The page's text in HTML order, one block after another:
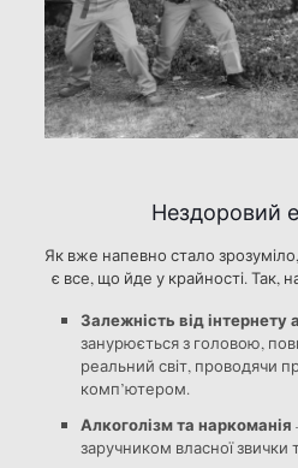
Нездоровий
Як вже напевно стало
є все, що йде у крайності. Так,
Залежність від інтернету
занурюється з головою,
реальний світ, проводячи
комп’ютером.
Алкоголізм та наркоманія
заручником власної звички